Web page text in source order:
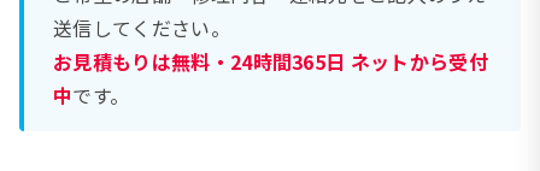
送信してください。
お見積もりは無料・24時間365日 ネットから受付
中です。